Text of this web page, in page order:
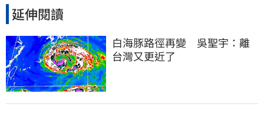
延伸閱讀
白海豚路徑再變　吳聖宇：離
台灣又更近了